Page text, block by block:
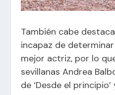
También cabe
incapaz de
mejor actriz, por lo
sevillanas Andrea
de ‘Desde el principio’